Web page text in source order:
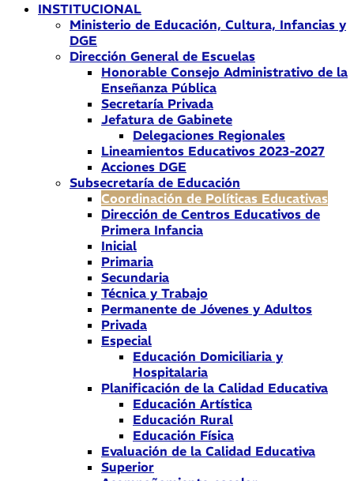
INSTITUCIONAL
Ministerio de Educación, Cultura, Infancias y
DGE
Dirección General de Escuelas
Honorable Consejo Administrativo de la
Enseñanza Pública
Secretaría Privada
Jefatura de Gabinete
Delegaciones Regionales
Lineamientos Educativos 2023-2027
Acciones DGE
Subsecretaría de Educación
Coordinación de Políticas Educativas
Dirección de Centros Educativos de
Primera Infancia
Inicial
Primaria
Secundaria
Técnica y Trabajo
Permanente de Jóvenes y Adultos
Privada
Especial
Educación Domiciliaria y
Hospitalaria
Planificación de la Calidad Educativa
Educación Artística
Educación Rural
Educación Física
Evaluación de la Calidad Educativa
Superior